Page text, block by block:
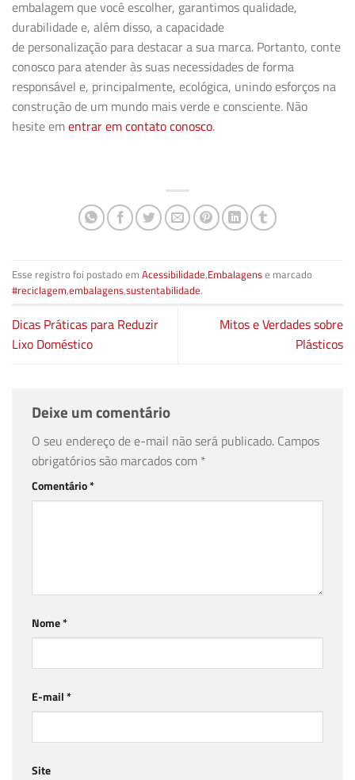
embalagem que você escolher, garantimos qualidade,
durabilidade e, além disso, a capacidade
de personalização para destacar a sua marca. Portanto, conte
conosco para atender às suas necessidades de forma
responsável e, principalmente, ecológica, unindo esforços na
construção de um mundo mais verde e consciente. Não
hesite ementrar em contato conosco.
Esse registro foi postado em Acessibilidade,Embalagense marcado
#reciclagem,embalagens,sustentabilidade.
Dicas Práticas para Reduzir
Lixo Doméstico
Mitos e Verdades sobre
Plásticos
Deixe um comentário
O seu endereço de e-mail não será publicado. Campos
obrigatórios são marcados com *
Comentário*
Nome*
E-mail*
Site